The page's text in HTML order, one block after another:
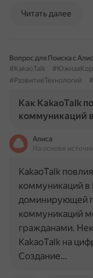
Читать далее
Вопрос для Поиска с
#KakaoTalk
#РазвитиеТехнологий
Как KakaoTalk
коммуникаций
Алиса
На основе
KakaoTalk
коммуникаций
доминирующей
коммуникаций
гражданами.
KakaoTalk на
Создание…